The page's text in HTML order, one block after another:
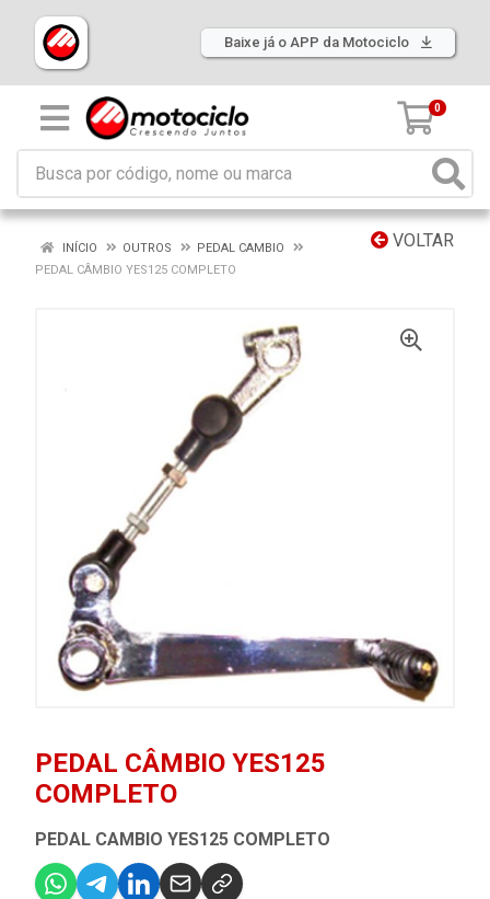
Baixe já o APP da Motociclo
0
VOLTAR
INÍCIO OUTROS
PEDAL CAMBIO
PEDAL CÂMBIO YES125 COMPLETO
PEDAL CÂMBIO YES125
COMPLETO
PEDAL CAMBIO YES125 COMPLETO